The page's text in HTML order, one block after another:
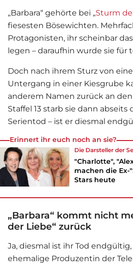
„Barbara“ gehörte bei „Sturm
fiesesten Bösewichten.
Protagonisten, ihr scheinbar
legen – daraufhin wurde sie für
Doch nach ihrem Sturz von
Untergang in einer Kiesgrube
anderem Namen zurück an den
Staffel 13 starb sie dann abseits
Serientod – ist er diesmal
Erinnert ihr euch noch an sie?
Die Darsteller der
"Charlotte",
machen die Ex-
Stars heute
„Barbara“ kommt nicht
der Liebe“ zurück
Ja, diesmal ist ihr Tod
ehemalige Produzentin der